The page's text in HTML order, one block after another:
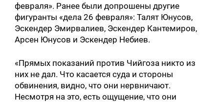
февраля». Ранее были допрошены другие
фигуранты «дела 26 февраля»: Талят Юнусов,
Эскендер Эмирвалиев, Эскендер Кантемиров,
Арсен Юнусов и Эскендер Небиев.
«Прямых показаний против Чийгоза никто из
них не дал. Что касается суда и стороны
обвинения, видно, что они нервничают.
Несмотря на это, есть ощущение, что они